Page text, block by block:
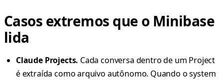
Casos extremos que o Minibase
lida
Claude Projects. Cada conversa dentro de um Project
é extraída como arquivo autônomo. Quando o system